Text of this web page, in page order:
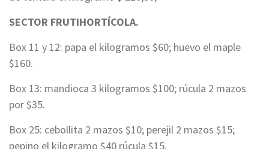
SECTOR FRUTIHORTÍCOLA.
Box 11 y 12: papa el kilogramos $60; huevo el maple
$160.
Box 13: mandioca 3 kilogramos $100; rúcula 2 mazos
por $35.
Box 25: cebollita 2 mazos $10; perejil 2 mazos $15;
pepino el kilogramo $40 rúcula $15.